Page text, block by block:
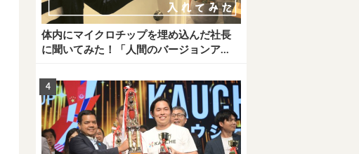
体内にマイクロチップを埋め込んだ社長
に聞いてみた！「人間のバージョンア...